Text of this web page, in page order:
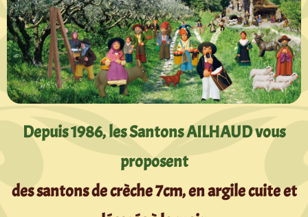
Depuis 1986, les Santons AILHAUD vous
proposent
des santons de crèche 7cm, en argile cuite et